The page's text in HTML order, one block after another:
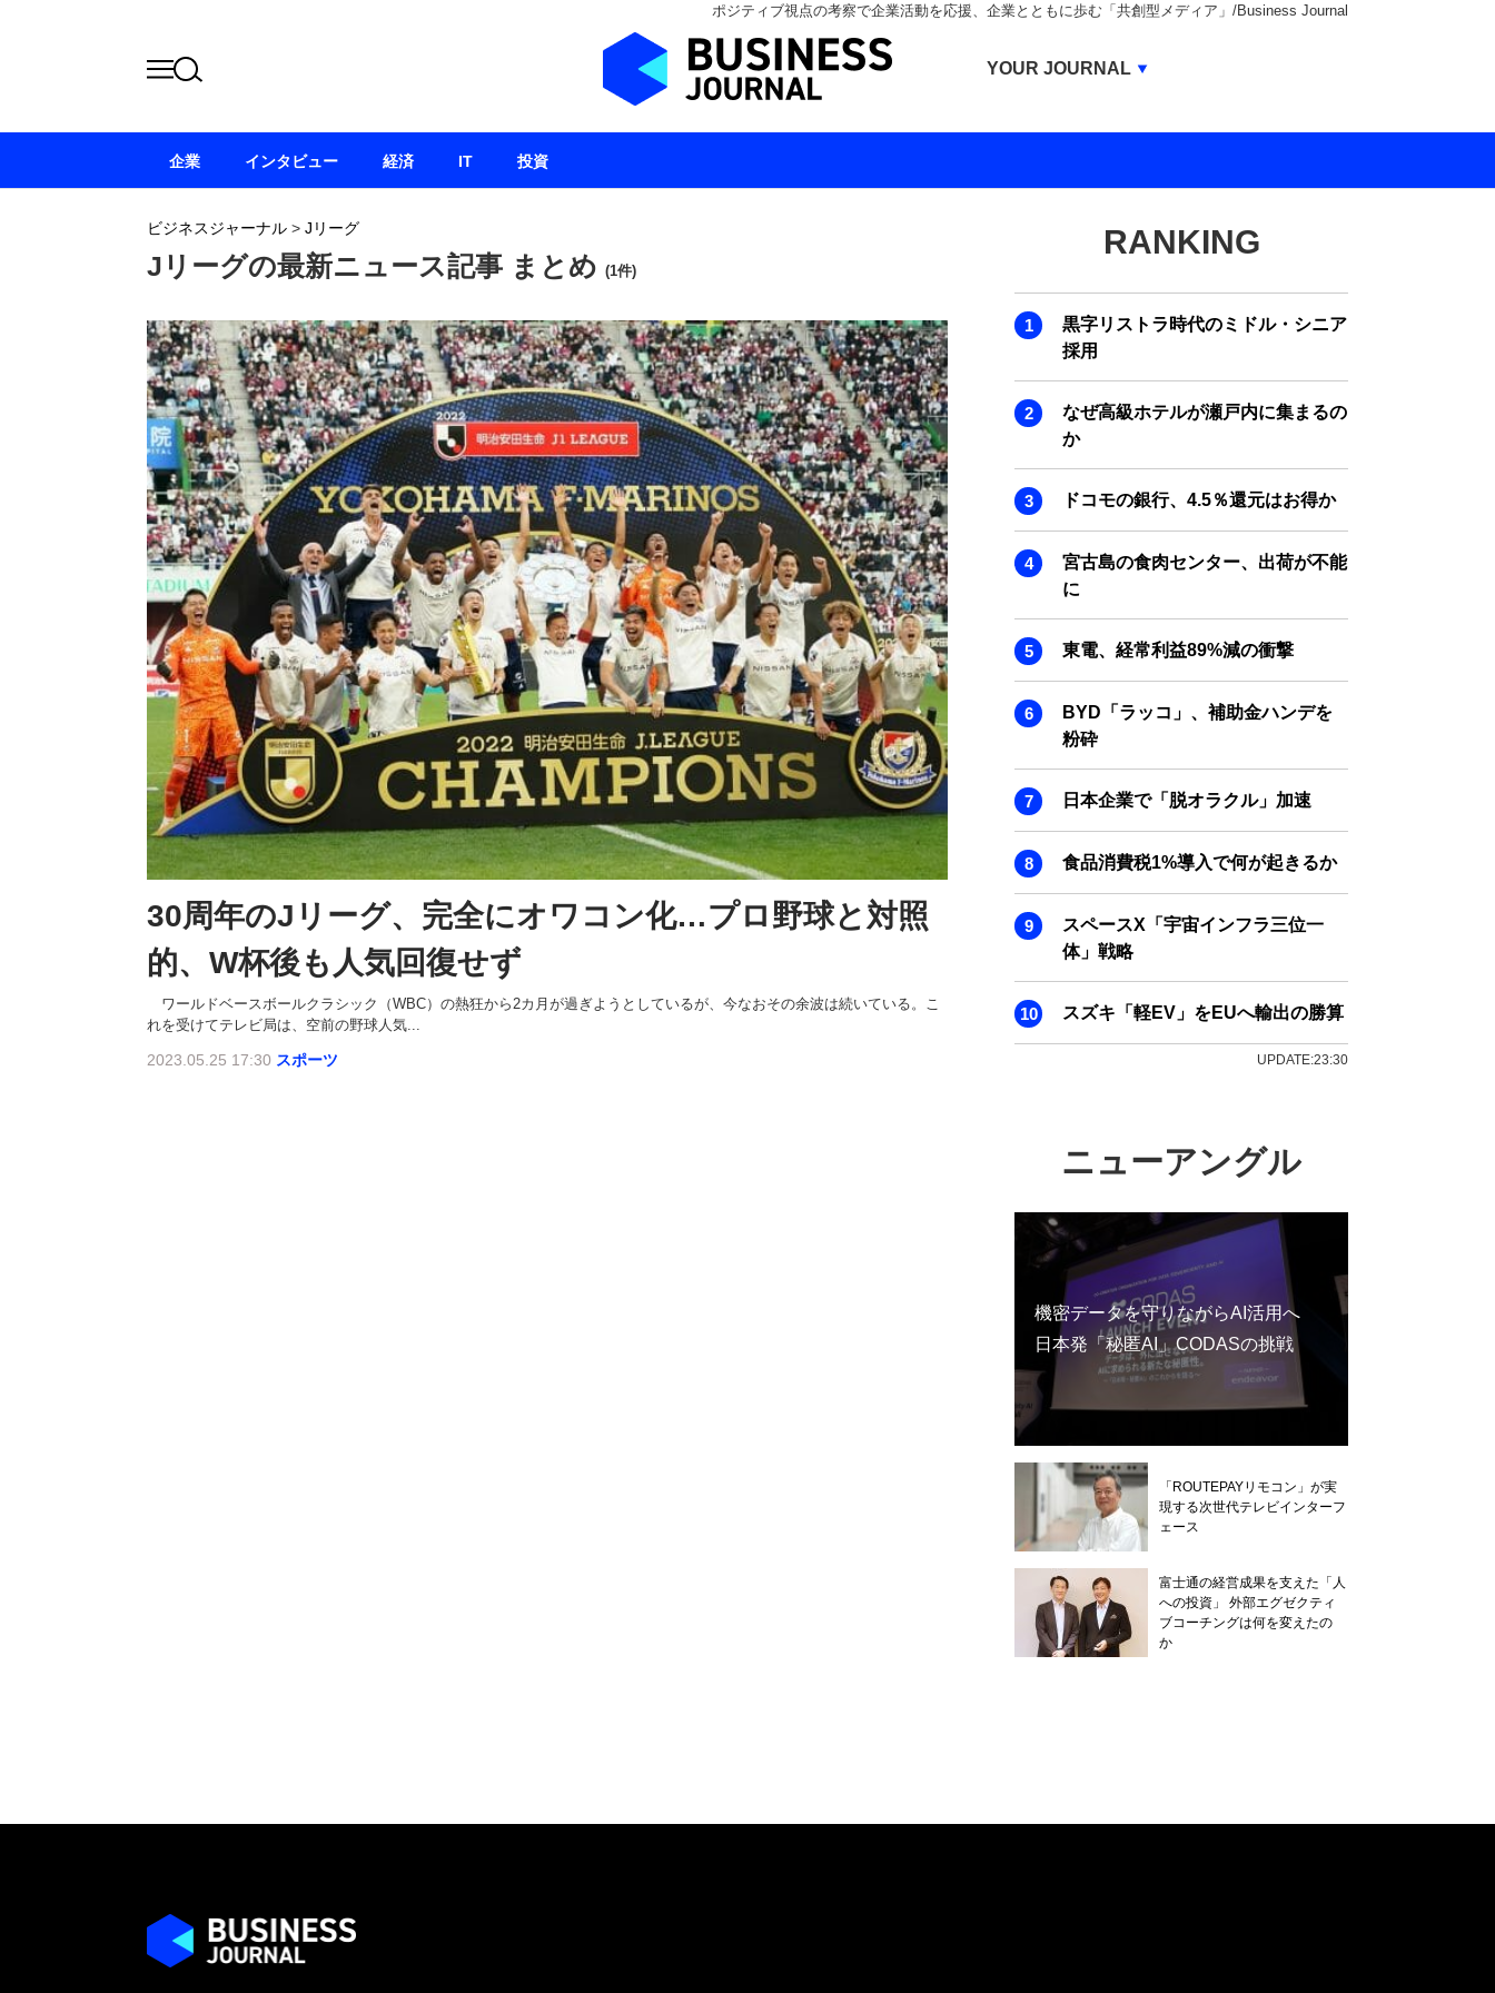
ポジティブ視点の考察で企業活動を応援、企業とともに歩む「共創型メディア」/Business Journal
ビジネスジャーナル > Jリーグ
Jリーグの最新ニュース記事 まとめ (1件)
30周年のJリーグ、完全にオワコン化…プロ野球と対照
的、W杯後も人気回復せず
ワールドベースボールクラシック（WBC）の熱狂から2カ月が過ぎようとしているが、今なおその余波は続いている。こ
れを受けてテレビ局は、空前の野球人気...
2023.05.25 17:30 スポーツ
RANKING
黒字リストラ時代のミドル・シニア
採用
なぜ高級ホテルが瀬戸内に集まるの
か
ドコモの銀行、4.5％還元はお得か
宮古島の食肉センター、出荷が不能
に
東電、経常利益89%減の衝撃
BYD「ラッコ」、補助金ハンデを
粉砕
日本企業で「脱オラクル」加速
食品消費税1%導入で何が起きるか
スペースX「宇宙インフラ三位一
体」戦略
スズキ「軽EV」をEUへ輸出の勝算
UPDATE:23:30
ニューアングル
機密データを守りながらAI活用へ
日本発「秘匿AI」CODASの挑戦
「ROUTEPAYリモコン」が実
現する次世代テレビインターフ
ェース
富士通の経営成果を支えた「人
への投資」 外部エグゼクティ
ブコーチングは何を変えたの
か
企業 インタビュー 経済 IT 投資
YOUR JOURNAL
BUSINESS JOURNAL
IVS JOURNAL
ENERGY MANAGEMENT JOURNAL
INBOUND JOURNAL
LIFE ENDING JOURNAL
AI JOURNAL
SMART MARKETING JOURNAL
ADOPTABLE DOG JOURNAL